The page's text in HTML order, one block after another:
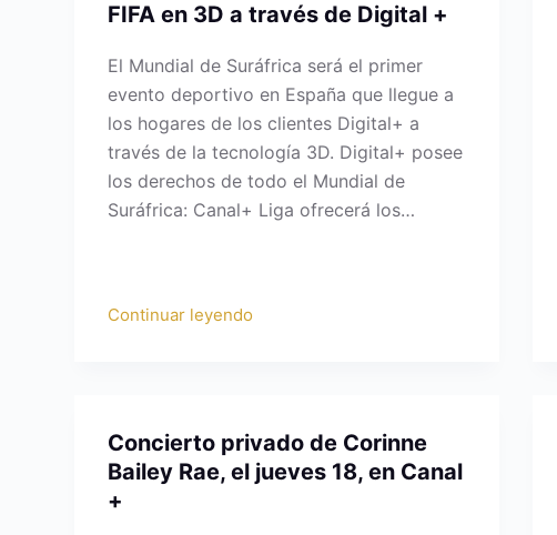
FIFA en 3D a través de Digital +
El Mundial de Suráfrica será el primer
evento deportivo en España que llegue a
los hogares de los clientes Digital+ a
través de la tecnología 3D. Digital+ posee
los derechos de todo el Mundial de
Suráfrica: Canal+ Liga ofrecerá los…
Continuar leyendo
Concierto privado de Corinne
Bailey Rae, el jueves 18, en Canal
+